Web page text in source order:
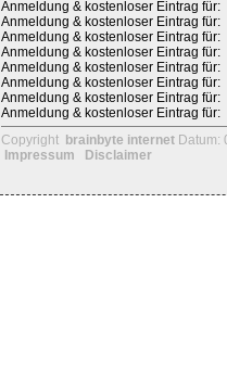
Anmeldung & kostenloser Eintrag für:
Anmeldung & kostenloser Eintrag für:
Anmeldung & kostenloser Eintrag für:
Anmeldung & kostenloser Eintrag für:
Anmeldung & kostenloser Eintrag für:
Anmeldung & kostenloser Eintrag für:
Anmeldung & kostenloser Eintrag für:
Anmeldung & kostenloser Eintrag für:
Copyright brainbyte internet Datum:
Impressum
Disclaimer